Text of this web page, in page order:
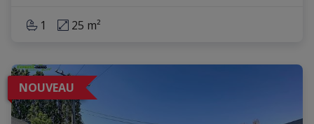
1 25 m²
NOUVEAU